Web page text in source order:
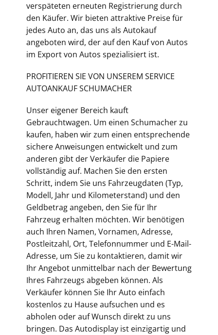
verspäteten erneuten Registrierung durch
den Käufer. Wir bieten attraktive Preise für
jedes Auto an, das uns als Autokauf
angeboten wird, der auf den Kauf von Autos
im Export von Autos spezialisiert ist.
PROFITIEREN SIE VON UNSEREM SERVICE
AUTOANKAUF SCHUMACHER
Unser eigener Bereich kauft
Gebrauchtwagen. Um einen Schumacher zu
kaufen, haben wir zum einen entsprechende
sichere Anweisungen entwickelt und zum
anderen gibt der Verkäufer die Papiere
vollständig auf. Machen Sie den ersten
Schritt, indem Sie uns Fahrzeugdaten (Typ,
Modell, Jahr und Kilometerstand) und den
Geldbetrag angeben, den Sie für Ihr
Fahrzeug erhalten möchten. Wir benötigen
auch Ihren Namen, Vornamen, Adresse,
Postleitzahl, Ort, Telefonnummer und E-Mail-
Adresse, um Sie zu kontaktieren, damit wir
Ihr Angebot unmittelbar nach der Bewertung
Ihres Fahrzeugs abgeben können. Als
Verkäufer können Sie Ihr Auto einfach
kostenlos zu Hause aufsuchen und es
abholen oder auf Wunsch direkt zu uns
bringen. Das Autodisplay ist einzigartig und